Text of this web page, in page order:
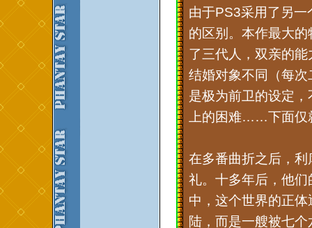
由于PS3采用了另
的区别。本作最大
了三代人，双亲的
结婚对象不同（每
是极为前卫的设定
上的困难……下面仅
在多番曲折之后，
礼。十多年后，他
中，这个世界的正
陆，而是一艘被七